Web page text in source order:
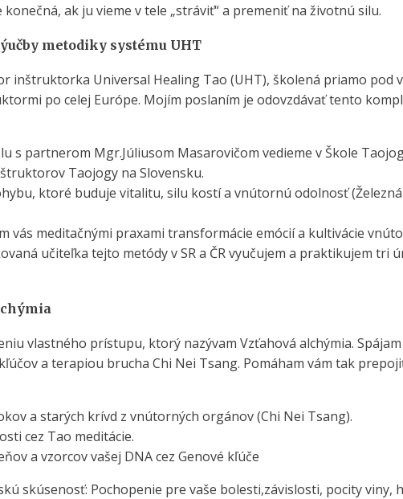
ak ju vieme v tele „stráviť“ a premeniť na životnú silu.
metodiky systému UHT
inštruktorka Universal Healing Tao (UHT), školená priamo pod
po celej Európe. Mojím poslaním je odovzdávať tento
s partnerom Mgr.Júliusom Masarovičom vedieme v Škole
Taojogy na Slovensku.
ktoré buduje vitalitu, silu kostí a vnútornú odolnosť
vás meditačnými praxami transformácie emócií a kultivácie
učiteľka tejto metódy v SR a ČR vyučujem a praktikujem tri
vlastného prístupu, ktorý nazývam Vzťahová alchýmia.
a terapiou brucha Chi Nei Tsang. Pomáham vám tak
a starých krívd z vnútorných orgánov (Chi Nei Tsang).
cez Tao meditácie.
a vzorcov vašej DNA cez Genové kľúče
skúsenosť: Pochopenie pre vaše bolesti,závislosti, pocity viny,